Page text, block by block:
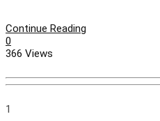
Continue Reading
0
366 Views
1